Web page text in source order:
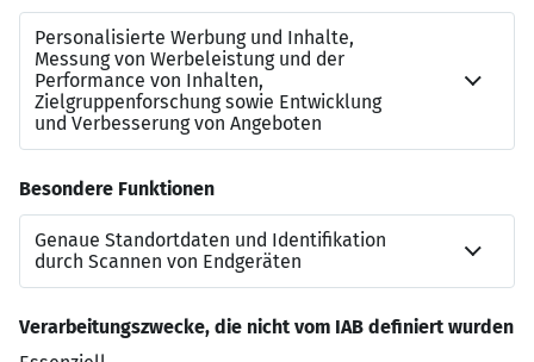
uns auf Deine Bewerbung.
So bewirbst Du Dich für ein Duales myStudium:
Bitte
fülle im ersten Schritt im Online-Formular alle
notwendigen Felder aus. Im Anschluss erhältst Du
das Wichtigste zum Dualen myStudium und wir möchten
Dich dort durch einige Fragen besser kennenlernen. So
können wir Dich besser und individueller beraten.